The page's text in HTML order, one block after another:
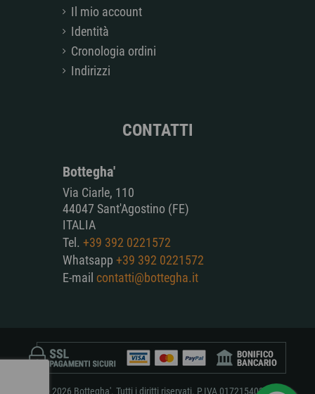
Il mio account
Identità
Cronologia ordini
Indirizzi
CONTATTI
Bottegha'
Via Ciarle, 110
44047 Sant'Agostino (FE)
ITALIA
Tel. +39 392 0221572
Whatsapp +39 392 0221572
E-mail contatti@bottegha.it
© 2026 Bottegha'. Tutti i diritti riservati. P.IVA 01721540381